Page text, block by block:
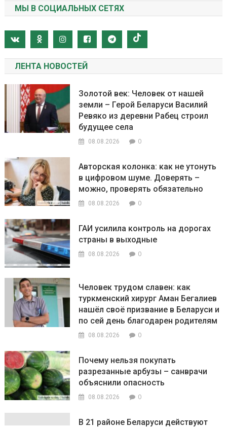
МЫ В СОЦИАЛЬНЫХ СЕТЯХ
ЛЕНТА НОВОСТЕЙ
Золотой век: Человек от нашей
земли – Герой Беларуси Василий
Ревяко из деревни Рабец строил
будущее села
08.08.2026 0
Авторская колонка: как не утонуть
в цифровом шуме. Доверять –
можно, проверять обязательно
08.08.2026 0
ГАИ усилила контроль на дорогах
страны в выходные
08.08.2026 0
Человек трудом славен: как
туркменский хирург Аман Бегалиев
нашёл своё призвание в Беларуси и
по сей день благодарен родителям
08.08.2026 0
Почему нельзя покупать
разрезанные арбузы – санврачи
объяснили опасность
08.08.2026 0
В 21 районе Беларуси действуют